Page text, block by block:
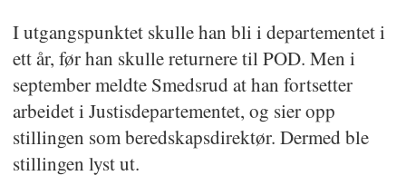
I utgangspunktet skulle han bli i departementet i
ett år, før han skulle returnere til POD. Men i
september meldte Smedsrud at han fortsetter
arbeidet i Justisdepartementet, og sier opp
stillingen som beredskapsdirektør. Dermed ble
stillingen lyst ut.